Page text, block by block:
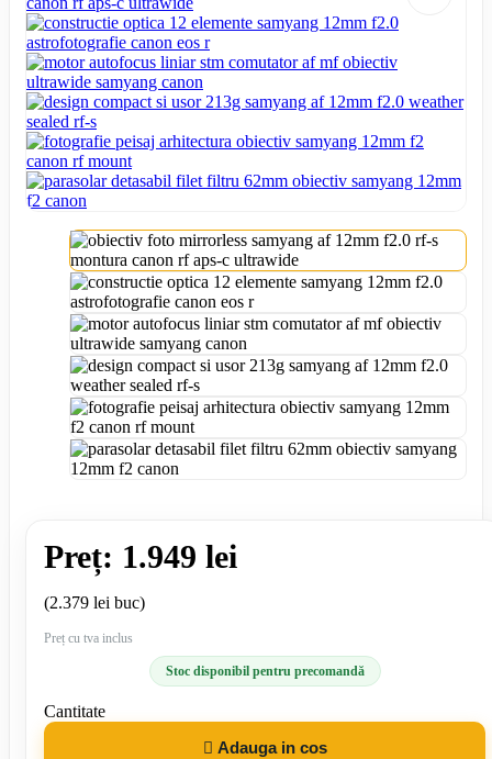
Preț: 1.949 lei
(2.379 lei buc)
Preț cu tva inclus
Stoc disponibil pentru precomandă
Cantitate
 Adauga in cos